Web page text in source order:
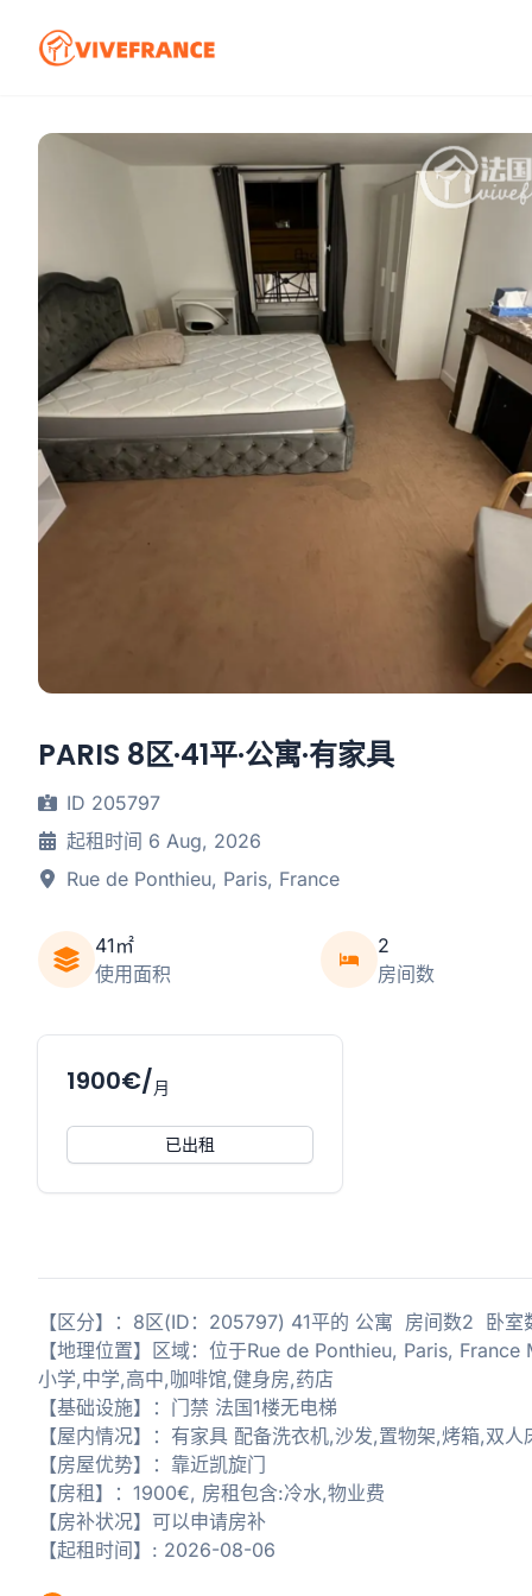
PARIS 8区·41平·公寓·有家具
ID 205797
起租时间 6 Aug, 2026
Rue de Ponthieu, Paris, France
41㎡
使用面积
2
房间数
1900€/月
已出租
【区分】：8区(ID：205797) 41平的 公寓 房间数2 卧室
【地理位置】区域：位于Rue de Ponthieu, Paris,
小学,中学,高中,咖啡馆,健身房,药店
【基础设施】：门禁 法国1楼无电梯
【屋内情况】：有家具 配备洗衣机,沙发,置物架,烤箱,双
【房屋优势】：靠近凯旋门
【房租】：1900€, 房租包含:冷水,物业费
【房补状况】可以申请房补
【起租时间】: 2026-08-06